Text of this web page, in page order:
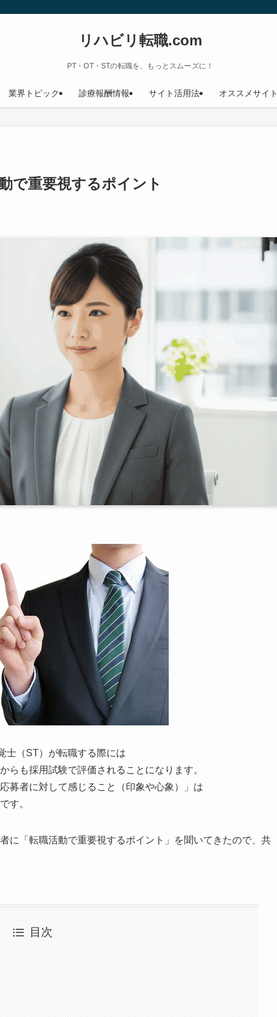
リハビリ転職.com
PT・OT・STの転職を、もっとスムーズに！
業界トピック 診療報酬情報 サイト活用法 オススメサイト
で重要視するポイント
士（ST）が転職する際には
らも採用試験で評価されることになります。
募者に対して感じること（印象や心象）」は
す。
に「転職活動で重要視するポイント」を聞いてきたので、共
目次